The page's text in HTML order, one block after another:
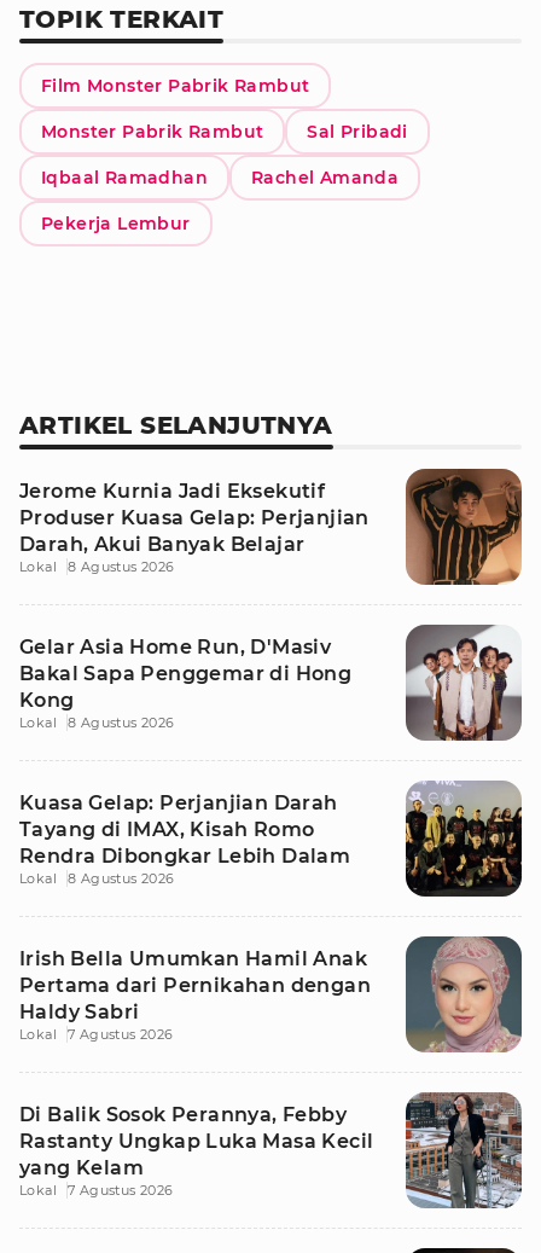
TOPIK TERKAIT
Film Monster Pabrik Rambut
Monster Pabrik Rambut Sal Pribadi
Iqbaal Ramadhan Rachel Amanda
Pekerja Lembur
ARTIKEL SELANJUTNYA
Jerome Kurnia Jadi Eksekutif
Produser Kuasa Gelap: Perjanjian
Darah, Akui Banyak Belajar
Lokal 8 Agustus 2026
Gelar Asia Home Run, D'Masiv
Bakal Sapa Penggemar di Hong
Kong
Lokal 8 Agustus 2026
Kuasa Gelap: Perjanjian Darah
Tayang di IMAX, Kisah Romo
Rendra Dibongkar Lebih Dalam
Lokal 8 Agustus 2026
Irish Bella Umumkan Hamil Anak
Pertama dari Pernikahan dengan
Haldy Sabri
Lokal 7 Agustus 2026
Di Balik Sosok Perannya, Febby
Rastanty Ungkap Luka Masa Kecil
yang Kelam
Lokal 7 Agustus 2026